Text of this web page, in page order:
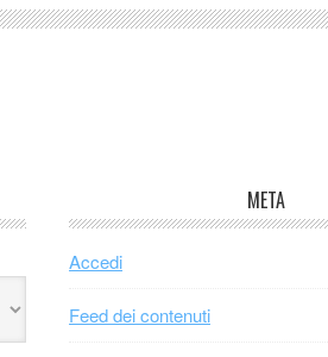
META
Accedi
Feed dei contenuti